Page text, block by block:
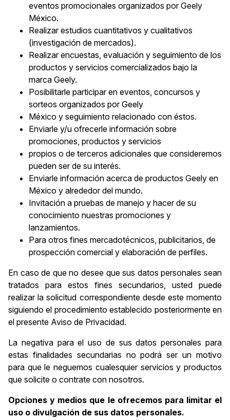
eventos promocionales organizados por Geely
México.
Realizar estudios cuantitativos y cualitativos
(investigación de mercados).
Realizar encuestas, evaluación y seguimiento de los
productos y servicios comercializados bajo la
marca Geely.
Posibilitarle participar en eventos, concursos y
sorteos organizados por Geely
México y seguimiento relacionado con éstos.
Enviarle y/u ofrecerle información sobre
promociones, productos y servicios
propios o de terceros adicionales que consideremos
pueden ser de su interés.
Enviarle información acerca de productos Geely en
México y alrededor del mundo.
Invitación a pruebas de manejo y hacer de su
conocimiento nuestras promociones y
lanzamientos.
Para otros fines mercadotécnicos, publicitarios, de
prospección comercial y elaboración de perfiles.
En caso de que no desee que sus datos personales sean
tratados para estos fines secundarios, usted puede
realizar la solicitud correspondiente desde este momento
siguiendo el procedimiento establecido posteriormente en
el presente Aviso de Privacidad.
La negativa para el uso de sus datos personales para
estas finalidades secundarias no podrá ser un motivo
para que le neguemos cualesquier servicios y productos
que solicite o contrate con nosotros.
Opciones y medios que le ofrecemos para limitar el
uso o divulgación de sus datos personales.